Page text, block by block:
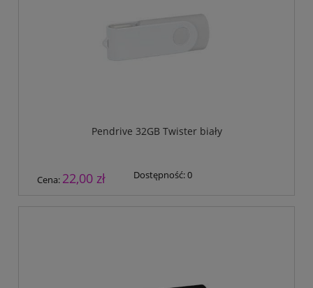
Pendrive 32GB Twister biały
Cena: 22,00 zł Dostępność:0